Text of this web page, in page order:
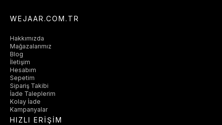
WEJAAR.COM.TR
Hakkımızda
Mağazalarımız
Blog
İletişim
Hesabım
Sepetim
Sipariş Takibi
İade Taleplerim
Kolay İade
Kampanyalar
HIZLI ERİŞİM